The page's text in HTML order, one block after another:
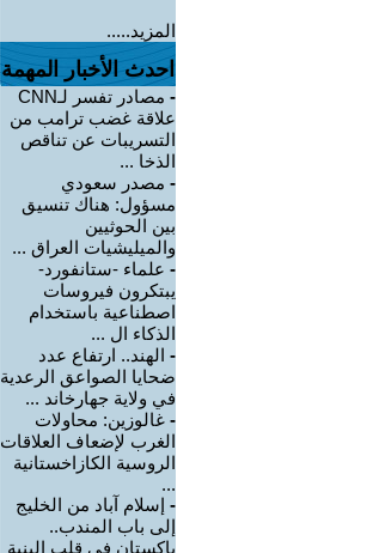
المزيد.....
احدث الأخبار المهمة
-
مصادر تفسر لـCNN
علاقة غضب ترامب من
التسريبات عن تناقص
الذخا ...
- مصدر سعودي
مسؤول: هناك تنسيق
بين الحوثيين
والميليشيات العراق ...
- علماء -ستانفورد-
يبتكرون فيروسات
اصطناعية باستخدام
الذكاء ال ...
- الهند.. ارتفاع عدد
ضحايا الصواعق الرعدية
في ولاية جهارخاند ...
- غالوزين: محاولات
الغرب لإضعاف العلاقات
الروسية الكازاخستانية
...
- إسلام آباد من الخليج
إلى باب المندب..
باكستان في قلب البنية